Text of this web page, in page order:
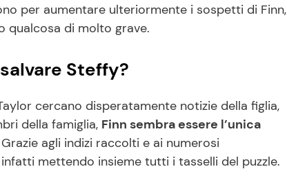
per aumentare ulteriormente i sospetti di Finn,
qualcosa di molto grave.
Steffy?
cercano disperatamente notizie della figlia,
della famiglia, Finn sembra essere l’unica
Grazie agli indizi raccolti e ai numerosi
mettendo insieme tutti i tasselli del puzzle.